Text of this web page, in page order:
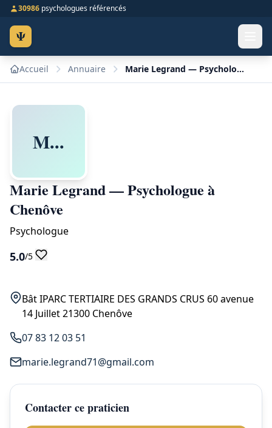
30986 psychologues référencés
Ψ
Accueil Annuaire Marie Legrand — Psychologue à Chenôve
M...
Marie Legrand — Psychologue à
Chenôve
Psychologue
5.0/5
Bât IPARC TERTIAIRE DES GRANDS CRUS 60 avenue
14 Juillet 21300 Chenôve
07 83 12 03 51
marie.legrand71@gmail.com
Contacter ce praticien